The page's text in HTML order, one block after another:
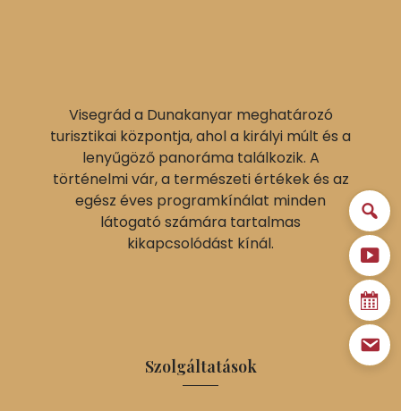
Visegrád a Dunakanyar meghatározó
turisztikai központja, ahol a királyi múlt és a
lenyűgöző panoráma találkozik. A
történelmi vár, a természeti értékek és az
egész éves programkínálat minden
látogató számára tartalmas
kikapcsolódást kínál.
Szolgáltatások